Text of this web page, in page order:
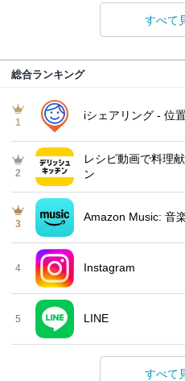
すべて
総合ランキング
1
iシェアリング - 位
2
レシピ動画で料理
ン
3
Amazon Music: 音
4 Instagram
5 LINE
すべて